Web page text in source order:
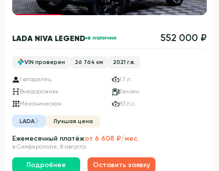
Гарантия 3 года
LADA NIVA LEGEND в наличии 552 000 ₽
VIN проверен 26 764 км 2021 г.в.
1 владелец
1.7 л.
Внедорожник
Бензин
Механическая
83 л.с.
LADA Лучшая цена
Ежемесячный платёжот 6 608 ₽/мес.
в Симферополе, 8 августа
Подробнее Оставить заявку